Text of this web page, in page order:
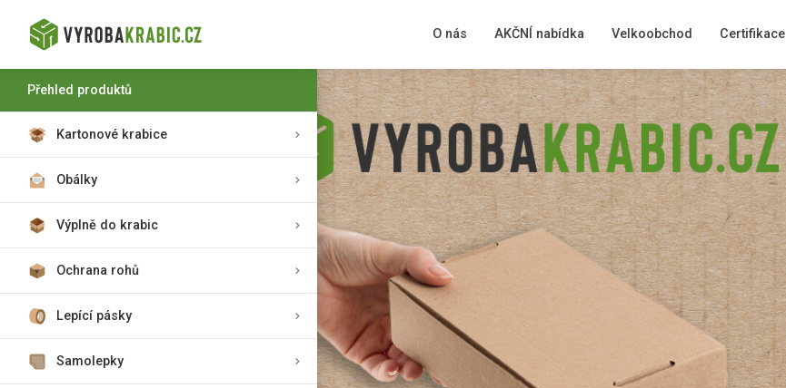
O nás AKČNÍ nabídka Velkoobchod Certifikace
Přehled produktů
Kartonové krabice
Obálky
Výplně do krabic
Ochrana rohů
Lepící pásky
Samolepky